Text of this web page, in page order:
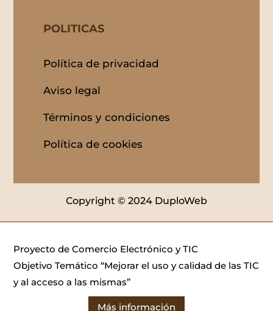
POLITICAS
Política de privacidad
Aviso legal
Términos y condiciones
Política de cookies
Copyright © 2024 DuploWeb
Proyecto de Comercio Electrónico y TIC
Objetivo Temático “Mejorar el uso y calidad de las TIC
y al acceso a las mismas”
Más información